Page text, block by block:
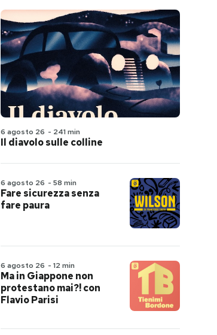
6 agosto 26 - 241 min
Il diavolo sulle colline
6 agosto 26 - 58 min
Fare sicurezza senza
fare paura
6 agosto 26 - 12 min
Ma in Giappone non
protestano mai?! con
Flavio Parisi